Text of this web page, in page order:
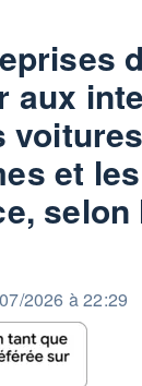
aux
voitures
et
selon
par
2026 à 22:29